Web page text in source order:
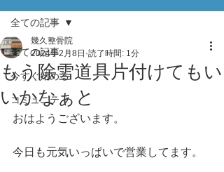
全ての記事
今すぐ始める
コミュニティ
全ての記事
もう除雪道具片付けてもい
いかなぁと
幾久整骨院
2024年2月8日 読了時間: 1分
おはようございます。
今日も元気いっぱいで営業してます。